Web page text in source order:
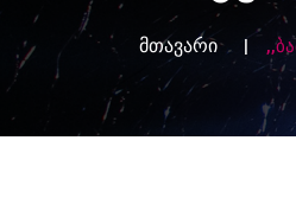
მთავარი